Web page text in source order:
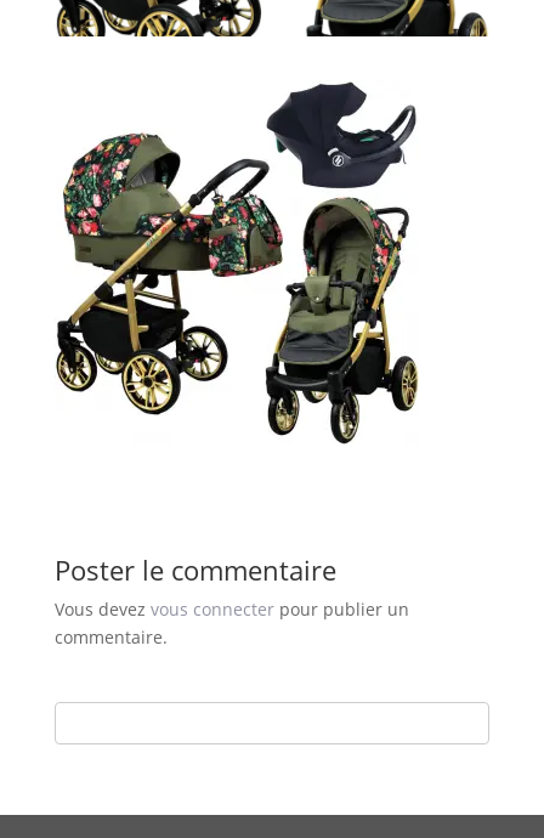
Poster le commentaire
Vous devez vous connecterpour publier un
commentaire.